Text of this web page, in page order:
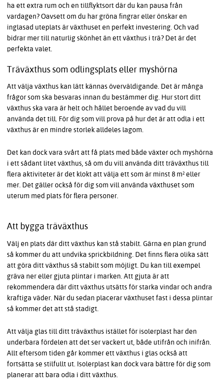
ha ett extra rum och en tillflyktsort där du kan pausa från
vardagen? Oavsett om du har gröna fingrar eller önskar en
inglasad uteplats är växthuset en perfekt investering. Och vad
bidrar mer till naturlig skönhet än ett växthus i trä? Det är det
perfekta valet.
Träväxthus som odlingsplats eller myshörna
Att välja växthus kan lätt kännas överväldigande. Det är många
frågor som ska besvaras innan du bestämmer dig. Hur stort ditt
växthus ska vara är helt och hållet beroende av vad du vill
använda det till. För dig som vill prova på hur det är att odla i ett
växthus är en mindre storlek alldeles lagom.
Det kan dock vara svårt att få plats med både växter och myshörna
i ett sådant litet växthus, så om du vill använda ditt träväxthus till
flera aktiviteter är det klokt att välja ett som är minst 8 m² eller
mer. Det gäller också för dig som vill använda växthuset som
uterum med plats för flera personer.
Att bygga träväxthus
Välj en plats där ditt växthus kan stå stabilt. Gärna en plan grund
så kommer du att undvika sprickbildning. Det finns flera olika sätt
att göra ditt växthus så stabilt som möjligt. Du kan till exempel
gräva ner eller gjuta plintar i marken. Att gjuta är att
rekommendera där ditt växthus utsätts för starka vindar och andra
kraftiga väder. När du sedan placerar växthuset fast i dessa plintar
så kommer det att stå stadigt.
Att välja glas till ditt träväxthus istället för isolerplast har den
underbara fördelen att det ser vackert ut, både utifrån och inifrån.
Allt eftersom tiden går kommer ett växthus i glas också att
fortsätta se stilfullt ut. Isolerplast kan dock vara bättre för dig som
planerar att bara odla i ditt växthus.